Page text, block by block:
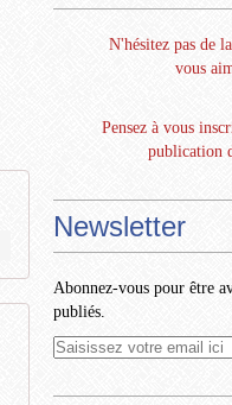
N'hésitez pas de
vous
Pensez à vous
publication
Newsletter
Abonnez-vous pour être
publiés.